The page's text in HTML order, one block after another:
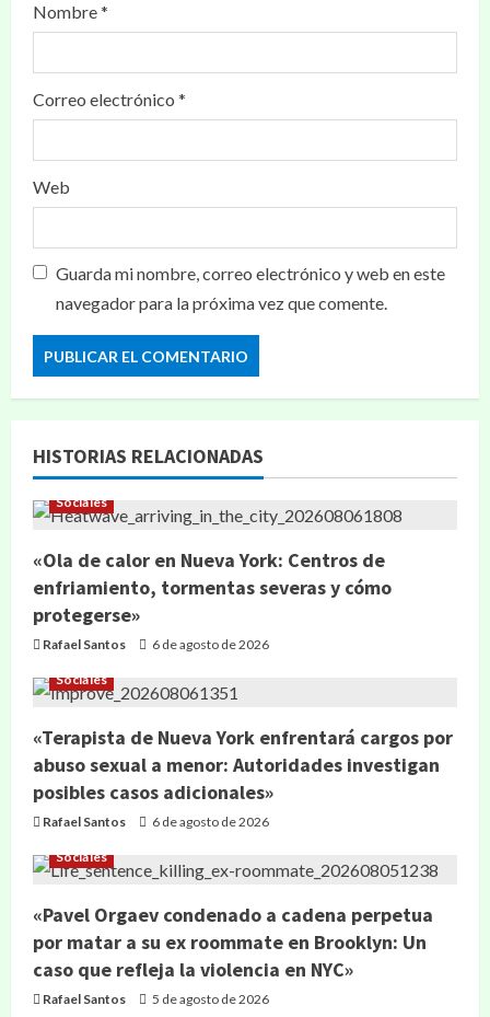
Nombre*
Correo electrónico *
Web
Guarda mi nombre, correo electrónico y web en este
navegador para la próxima vez que comente.
HISTORIAS RELACIONADAS
Sociales
«Ola de calor en Nueva York: Centros de
enfriamiento, tormentas severas y cómo
protegerse»
Rafael Santos 6 de agosto de 2026
Sociales
«Terapista de Nueva York enfrentará cargos por
abuso sexual a menor: Autoridades investigan
posibles casos adicionales»
Rafael Santos 6 de agosto de 2026
Sociales
«Pavel Orgaev condenado a cadena perpetua
por matar a su ex roommate en Brooklyn: Un
caso que refleja la violencia en NYC»
Rafael Santos 5 de agosto de 2026